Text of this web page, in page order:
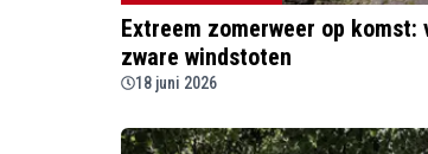
Extreem zomerweer op
zware windstoten
18 juni 2026